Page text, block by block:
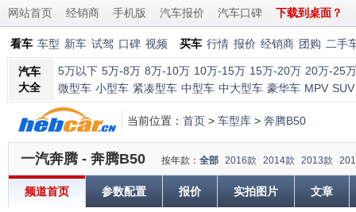
网站首页 经销商 手机版 汽车报价 汽车口碑 下载到桌面？
看车 车型 新车 试驾 口碑 视频 买车 行情 报价 经销商 团购 二手
汽车
大全
5万以下 5万-8万 8万-10万 10万-15万 15万-20万 20万-25万
微型车 小型车 紧凑型车 中型车 中大型车 豪华车 MPV SUV
当前位置： 首页 > 车型库 > 奔腾B50
一汽奔腾 - 奔腾B50 按年款： 全部 2016款 2014款 2013款
频道首页 参数配置 报价 实拍图片 文章